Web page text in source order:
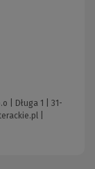
| Długa 1 | 31-